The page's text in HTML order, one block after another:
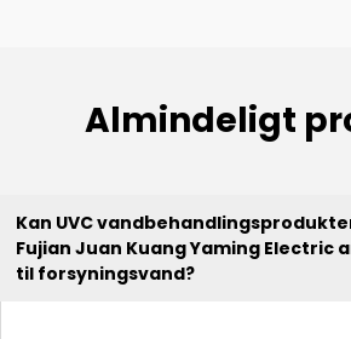
Almindeligt
Kan UVC
Fujian Juan Kuang Yaming Electric
til forsyningsvand?